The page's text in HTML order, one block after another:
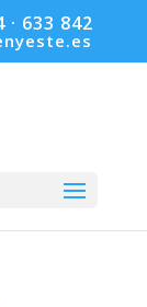
· 633 842